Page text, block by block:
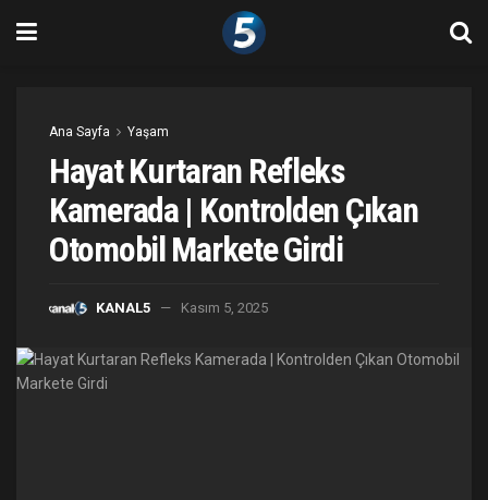
Ana Sayfa Yaşam
Hayat Kurtaran Refleks
Kamerada | Kontrolden Çıkan
Otomobil Markete Girdi
KANAL5 Kasım 5, 2025